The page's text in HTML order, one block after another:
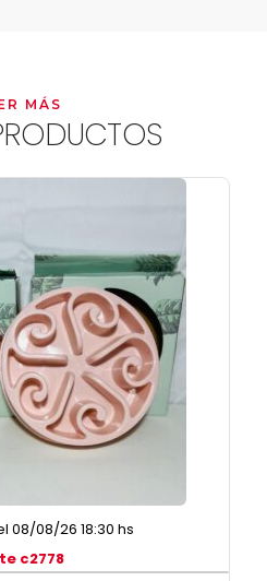
MÁS
08/08/26 18:30 hs
c2778